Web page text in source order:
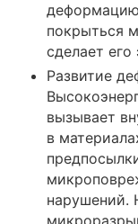
покрыться
сделает
Развитие
вызывает
в
нарушений.